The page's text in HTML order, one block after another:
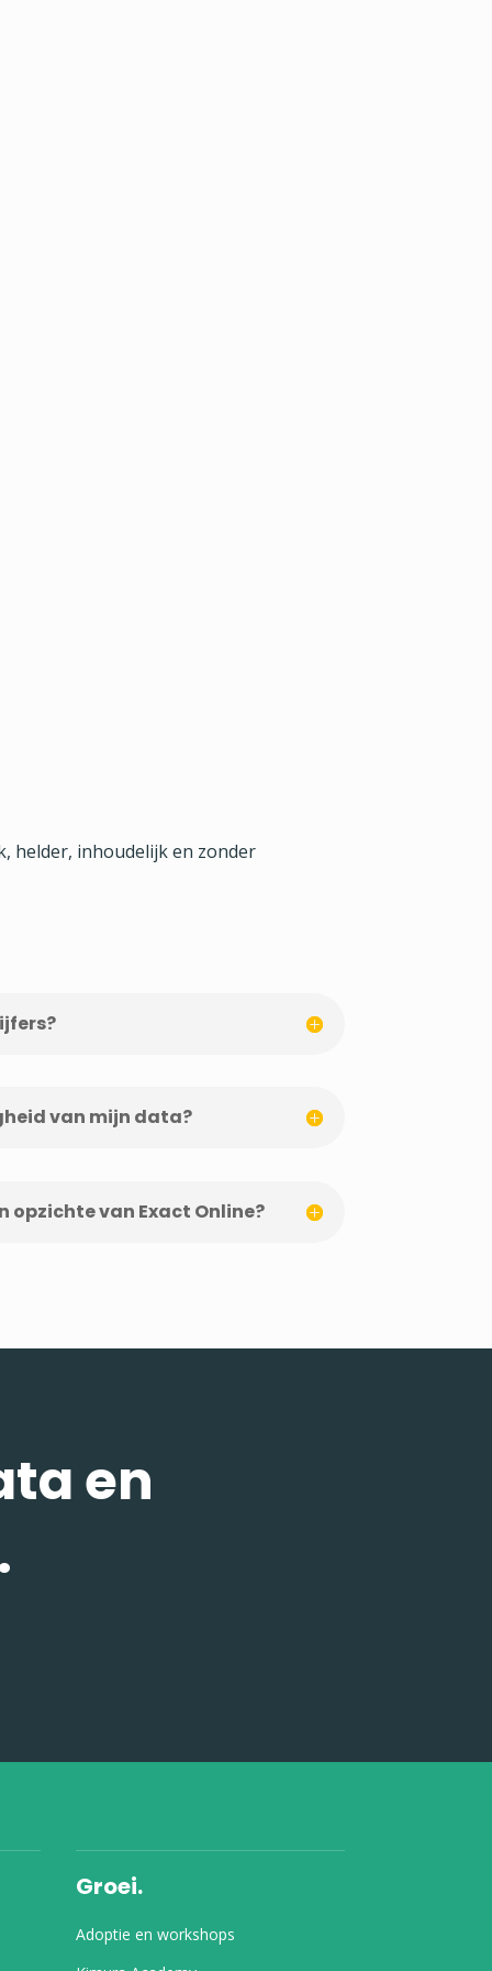
helder, inhoudelijk en zonder
van mijn data?
van Exact Online?
en
Groei.
Adoptie en workshops